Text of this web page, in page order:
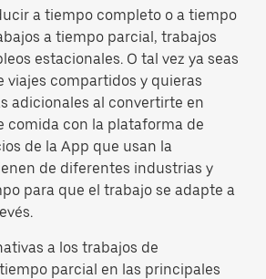
a tiempo completo o a tiempo
a tiempo parcial, trabajos
estacionales. O tal vez ya seas
viajes compartidos y quieras
adicionales al convertirte en
comida con la plataforma de
de la App que usan la
de diferentes industrias y
para que el trabajo se adapte a
a los trabajos de
parcial en las principales